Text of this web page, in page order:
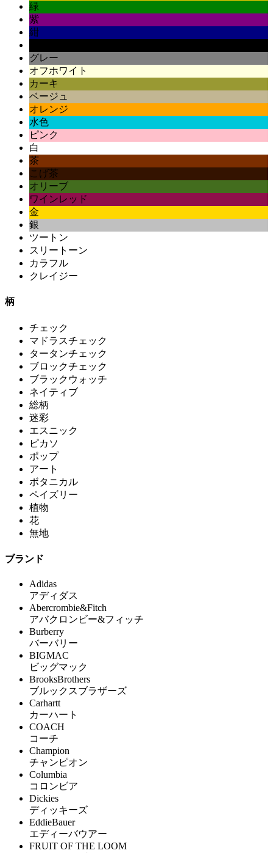
緑
紫
紺
グレー
オフホワイト
カーキ
ベージュ
オレンジ
水色
ピンク
白
茶
こげ茶
オリーブ
ワインレッド
金
銀
ツートン
スリートーン
カラフル
クレイジー
柄
チェック
マドラスチェック
タータンチェック
ブロックチェック
ブラックウォッチ
ネイティブ
総柄
迷彩
エスニック
ピカソ
ポップ
アート
ボタニカル
ペイズリー
植物
花
無地
ブランド
Adidas
アディダス
Abercrombie&Fitch
アバクロンビー&フィッチ
Burberry
バーバリー
BIGMAC
ビッグマック
BrooksBrothers
ブルックスブラザーズ
Carhartt
カーハート
COACH
コーチ
Champion
チャンピオン
Columbia
コロンビア
Dickies
ディッキーズ
EddieBauer
エディーバウアー
FRUIT OF THE LOOM